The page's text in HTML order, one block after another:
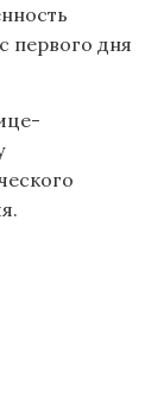
первого дня